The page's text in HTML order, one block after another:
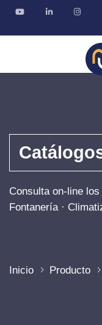
Consulta on-line
Fontanería ·
Inicio Producto